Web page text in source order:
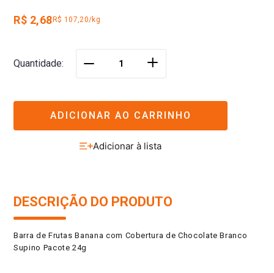
R$ 2,68 R$ 107,20/kg
Quantidade ＋
ADICIONAR AO CARRINHO
DESCRIÇÃO DO PRODUTO
Barra de Frutas Banana com Cobertura de Chocolate Branco
Supino Pacote 24g